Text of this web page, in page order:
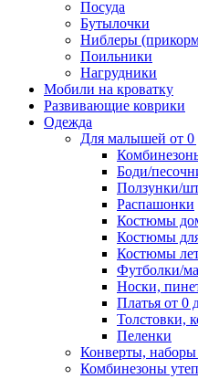
Посуда
Бутылочки
Ниблеры
Поильники
Нагрудники
Мобили на кроватку
Развивающие коврики
Одежда
Для малышей от 0
Боди/
Ползунки/
Распашонки
Костюмы
Костюмы
Костюмы
Футболки/
Носки,
Платья от 0
Толстовки,
Пеленки
Конверты,
Комбинезоны